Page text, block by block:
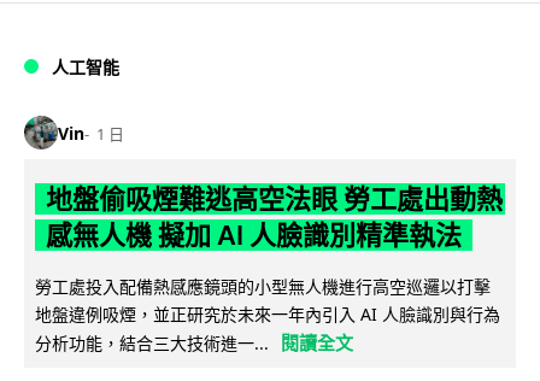
人工智能
Vin 1 日
地盤偷吸煙難逃高空法眼 勞工處出動熱
感無人機 擬加 AI 人臉識別精準執法
勞工處投入配備熱感應鏡頭的小型無人機進行高空巡邏以打擊
地盤違例吸煙，並正研究於未來一年內引入 AI 人臉識別與行為
分析功能，結合三大技術進一...
閱讀全文